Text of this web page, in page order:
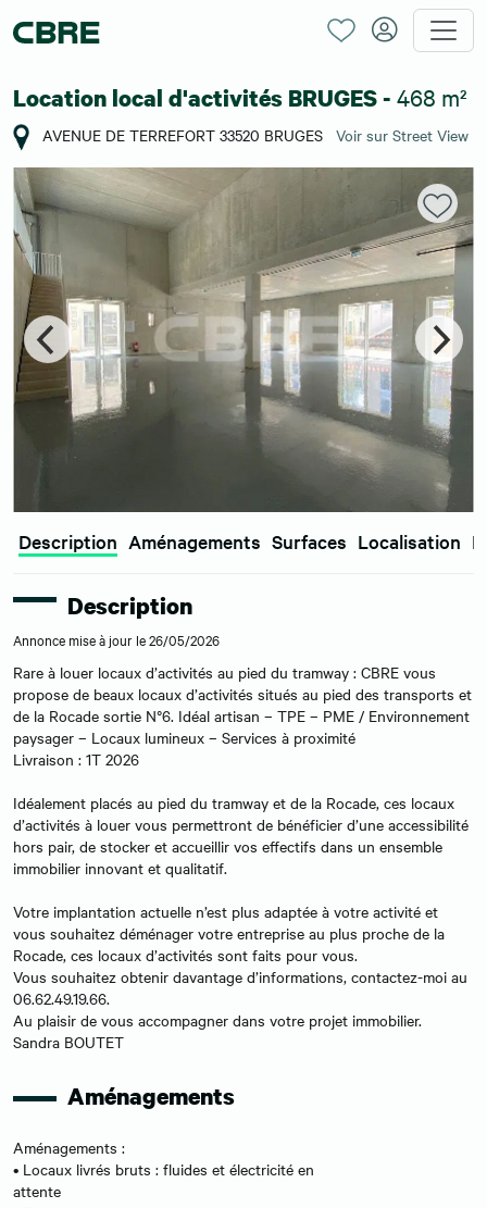
Location local d'activités BRUGES - 468 m²
AVENUE DE TERREFORT 33520 BRUGES Voir sur Street View
Description Aménagements Surfaces Localisation
Description
Annonce mise à jour le 26/05/2026
Rare à louer locaux d’activités au pied du tramway : CBRE vous
propose de beaux locaux d’activités situés au pied des transports et
de la Rocade sortie N°6. Idéal artisan – TPE – PME / Environnement
paysager – Locaux lumineux – Services à proximité
Livraison : 1T 2026
Idéalement placés au pied du tramway et de la Rocade, ces locaux
d’activités à louer vous permettront de bénéficier d’une accessibilité
hors pair, de stocker et accueillir vos effectifs dans un ensemble
immobilier innovant et qualitatif.
Votre implantation actuelle n’est plus adaptée à votre activité et
vous souhaitez déménager votre entreprise au plus proche de la
Rocade, ces locaux d’activités sont faits pour vous.
Vous souhaitez obtenir davantage d’informations, contactez-moi au
06.62.49.19.66.
Au plaisir de vous accompagner dans votre projet immobilier.
Sandra BOUTET
Aménagements
Aménagements :
• Locaux livrés bruts : fluides et électricité en
attente